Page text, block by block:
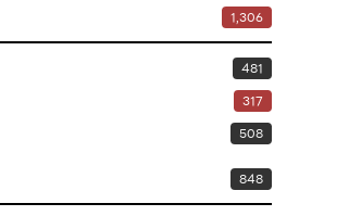
1,306
481
317
508
848